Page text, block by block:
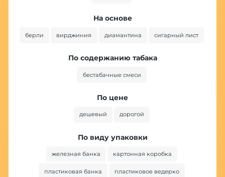
На основе
берли вирджиния диамантина сигарный лист
По содержанию табака
бестабачные смеси
По цене
дешевый дорогой
По виду упаковки
железная банка картонная коробка
пластиковая банка пластиковое ведерко